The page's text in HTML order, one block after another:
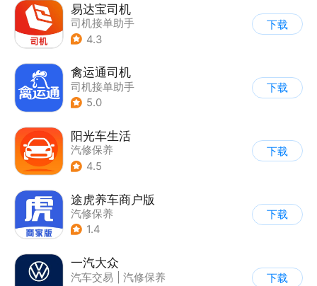
易达宝司机
司机接单助手
4.3
下载
禽运通司机
司机接单助手
5.0
下载
阳光车生活
汽修保养
4.5
下载
途虎养车商户版
汽修保养
1.4
下载
一汽大众
汽车交易
汽修保养
下载